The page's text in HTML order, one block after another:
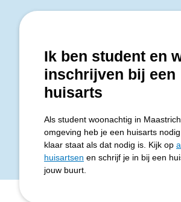
Ik ben student en
inschrijven bij een
huisarts
Als student woonachtig in
omgeving heb je een huisarts
klaar staat als dat nodig is. Kijk op
huisartsen en schrijf je in bij een
jouw buurt.